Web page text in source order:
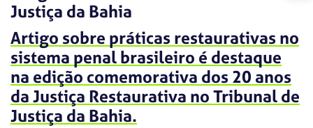
Justiça da Bahia
Artigo sobre práticas restaurativas no
sistema penal brasileiro é destaque
na edição comemorativa dos 20 anos
da Justiça Restaurativa no Tribunal de
Justiça da Bahia.